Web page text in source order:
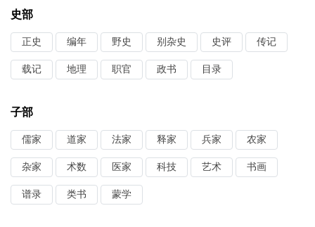
史部
正史 编年 野史 别杂史 史评 传记
载记 地理 职官 政书 目录
子部
儒家 道家 法家 释家 兵家 农家
杂家 术数 医家 科技 艺术 书画
谱录 类书 蒙学